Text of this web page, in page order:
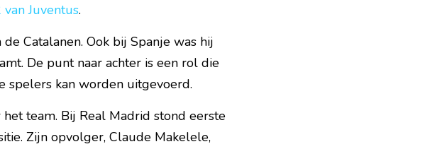
Juventus.
Catalanen. Ook bij Spanje was hij
De punt naar achter is een rol die
spelers kan worden uitgevoerd.
team. Bij Real Madrid stond eerste
Zijn opvolger, Claude Makelele,